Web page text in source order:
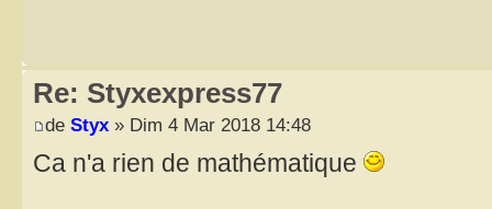
Re: Styxexpress77
de Styx » Dim 4 Mar 2018 14:48
Ca n'a rien de mathématique